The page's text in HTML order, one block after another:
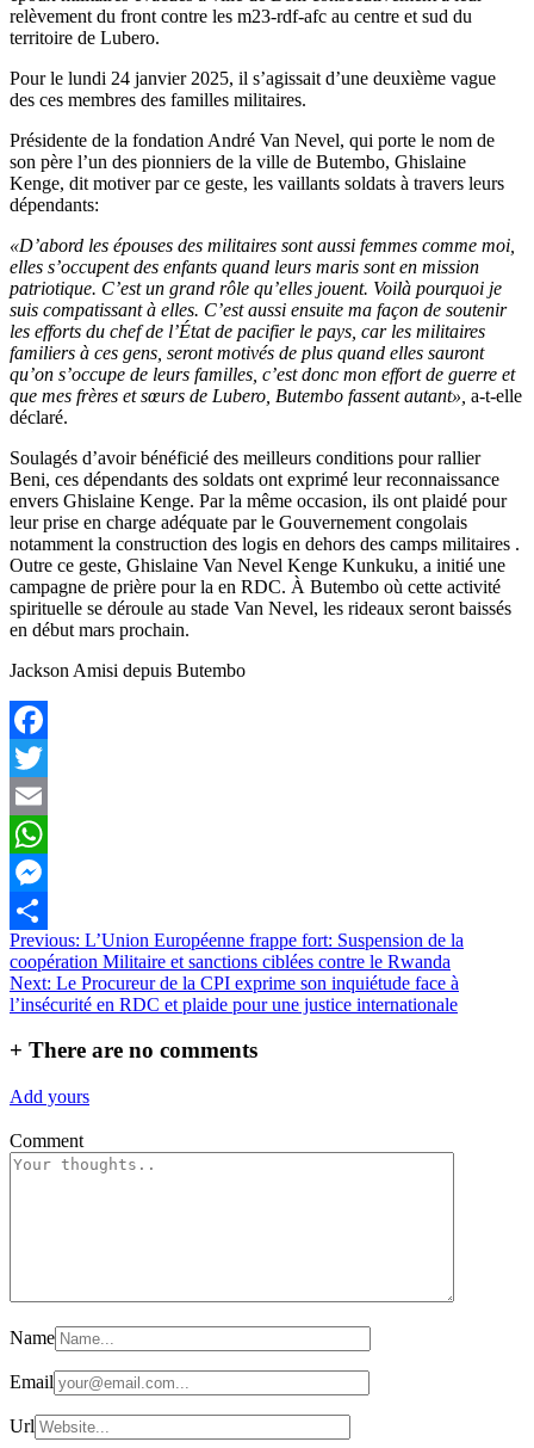
relèvement du front contre les m23-rdf-afc au centre et sud du
territoire de Lubero.
Pour le lundi 24 janvier 2025, il s’agissait d’une deuxième vague
des ces membres des familles militaires.
Présidente de la fondation André Van Nevel, qui porte le nom de
son père l’un des pionniers de la ville de Butembo, Ghislaine
Kenge, dit motiver par ce geste, les vaillants soldats à travers leurs
dépendants:
«D’abord les épouses des militaires sont aussi femmes comme moi,
elles s’occupent des enfants quand leurs maris sont en mission
patriotique. C’est un grand rôle qu’elles jouent. Voilà pourquoi je
suis compatissant à elles. C’est aussi ensuite ma façon de soutenir
les efforts du chef de l’État de pacifier le pays, car les militaires
familiers à ces gens, seront motivés de plus quand elles sauront
qu’on s’occupe de leurs familles, c’est donc mon effort de guerre et
que mes frères et sœurs de Lubero, Butembo fassent autant», a-t-elle
déclaré.
Soulagés d’avoir bénéficié des meilleurs conditions pour rallier
Beni, ces dépendants des soldats ont exprimé leur reconnaissance
envers Ghislaine Kenge. Par la même occasion, ils ont plaidé pour
leur prise en charge adéquate par le Gouvernement congolais
notamment la construction des logis en dehors des camps militaires .
Outre ce geste, Ghislaine Van Nevel Kenge Kunkuku, a initié une
campagne de prière pour la en RDC. À Butembo où cette activité
spirituelle se déroule au stade Van Nevel, les rideaux seront baissés
en début mars prochain.
Jackson Amisi depuis Butembo
Facebook
Twitter
Email
WhatsApp
Messenger
Partager
Navigation
de
l’article
Previous: L’Union Européenne frappe fort: Suspension de la
coopération Militaire et sanctions ciblées contre le Rwanda
Next: Le Procureur de la CPI exprime son inquiétude face à
l’insécurité en RDC et plaide pour une justice internationale
+ There are no comments
Add yours
Comment
Name
Email
Url